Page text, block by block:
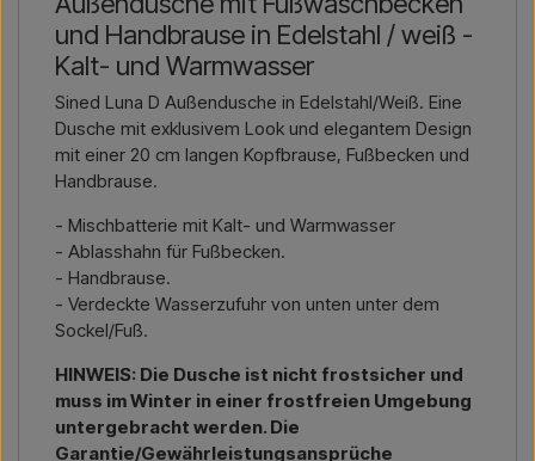
Kontakt per E-Mail → Rufen Sie uns an →
Bitte geben Sie einfach an, für welchen Artikel Sie sich
interessieren (Artikelnummer oder Link zum Artikel) sowie
Rechnungs- und Lieferadresse – dann erhalten Sie ein
Angebot.
Kontakt per E-Mail → Rufen Sie uns an →
und Handbrause in Edelstahl / weiß -
Kalt- und Warmwasser
Sined Luna D Außendusche in Edelstahl/Weiß. Eine
Dusche mit exklusivem Look und elegantem Design
mit einer 20 cm langen Kopfbrause, Fußbecken und
Handbrause.
- Mischbatterie mit Kalt- und Warmwasser
- Ablasshahn für Fußbecken.
- Handbrause.
- Verdeckte Wasserzufuhr von unten unter dem
Sockel/Fuß.
HINWEIS: Die Dusche ist nicht frostsicher und
muss im Winter in einer frostfreien Umgebung
untergebracht werden. Die
Garantie/Gewährleistungsansprüche